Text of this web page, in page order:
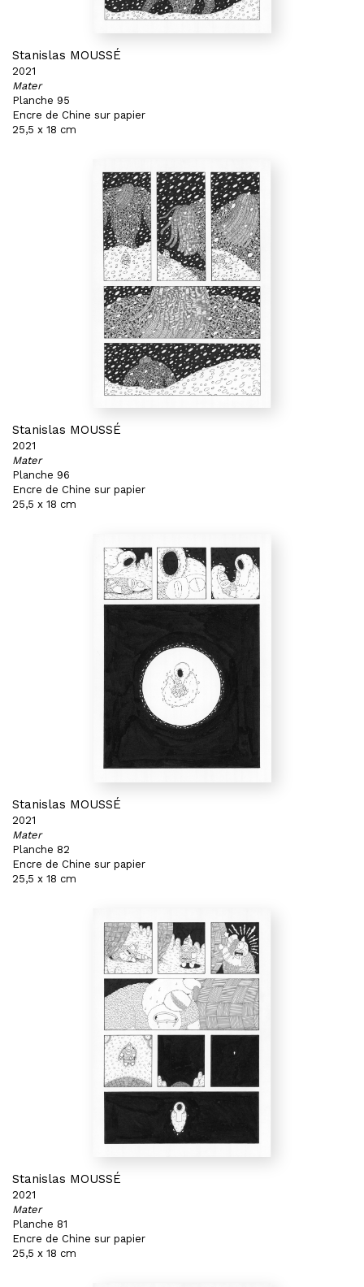
Stanislas MOUSSÉ
2021
Mater
Planche 95
Encre de Chine sur papier
25,5 x 18 cm
Stanislas MOUSSÉ
2021
Mater
Planche 96
Encre de Chine sur papier
25,5 x 18 cm
Stanislas MOUSSÉ
2021
Mater
Planche 82
Encre de Chine sur papier
25,5 x 18 cm
Stanislas MOUSSÉ
2021
Mater
Planche 81
Encre de Chine sur papier
25,5 x 18 cm